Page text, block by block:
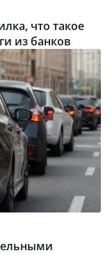
что такое
из банков